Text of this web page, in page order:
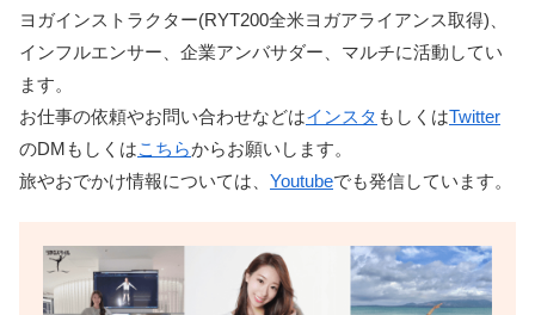
ヨガインストラクター(RYT200全米ヨガアライアンス取得)、
インフルエンサー、企業アンバサダー、マルチに活動してい
ます。
お仕事の依頼やお問い合わせなどはインスタ もしくはTwitter
のDMもしくはこちらからお願いします。
旅やおでかけ情報については、 Youtubeでも発信しています。